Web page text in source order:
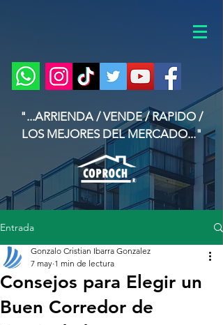
"...ARRIENDA / VENDE / RAPIDO /
LOS MEJORES DEL MERCADO..."
Entrada
Consejos para Elegir un
Buen Corredor de
Gonzalo Cristian Ibarra Gonzalez
7 may 1 min de lectura